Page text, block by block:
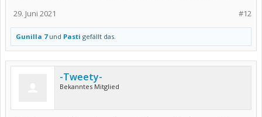
#12
29. Juni 2021
Gunilla 7und Pasti gefällt das.
-Tweety-
Bekanntes Mitglied